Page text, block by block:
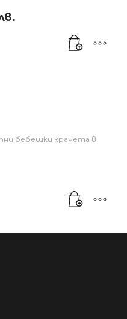
бебешки крачета в